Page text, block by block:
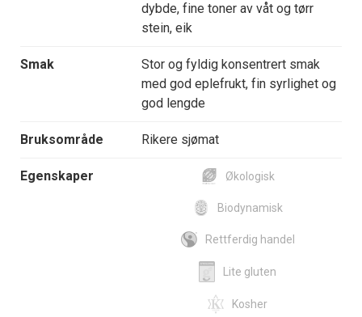
dybde, fine toner av våt og tørr
stein, eik
Smak
Stor og fyldig konsentrert smak
med god eplefrukt, fin syrlighet og
god lengde
Bruksområde Rikere sjømat
Egenskaper Økologisk
Biodynamisk
Rettferdig handel
Lite gluten
Kosher